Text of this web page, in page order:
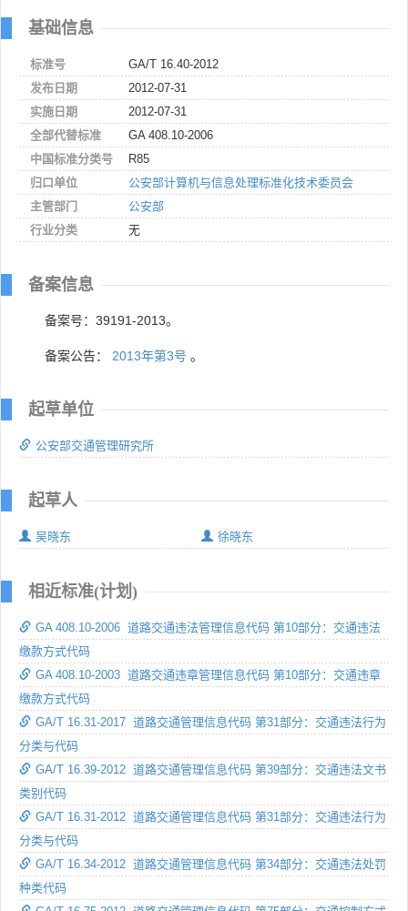
基础信息
标准号
GA/T 16.40-2012
发布日期
2012-07-31
实施日期
2012-07-31
全部代替标准
GA 408.10-2006
中国标准分类号
R85
归口单位
公安部计算机与信息处理标准化技术委员会
主管部门
公安部
行业分类
无
备案信息
备案号：39191-2013。
备案公告： 2013年第3号 。
起草单位
公安部交通管理研究所
起草人
吴晓东 徐晓东
相近标准(计划)
GA 408.10-2006 道路交通违法管理信息代码 第10部分：交通违法
缴款方式代码
GA 408.10-2003 道路交通违章管理信息代码 第10部分：交通违章
缴款方式代码
GA/T 16.31-2017 道路交通管理信息代码 第31部分：交通违法行为
分类与代码
GA/T 16.39-2012 道路交通管理信息代码 第39部分：交通违法文书
类别代码
GA/T 16.31-2012 道路交通管理信息代码 第31部分：交通违法行为
分类与代码
GA/T 16.34-2012 道路交通管理信息代码 第34部分：交通违法处罚
种类代码